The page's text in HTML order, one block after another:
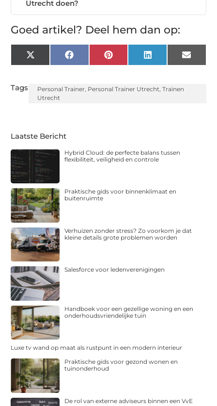
Utrecht doen?
Goed artikel? Deel hem dan op:
X
(Twitter)
FacebookPinterest LinkedIn Email
Tags: Personal Trainer, Personal Trainer Utrecht Trainen
Utrecht
Laatste Bericht
Hybrid Cloud: de perfecte balans tussen
flexibiliteit, veiligheid en controle
Praktische gids voor binnenklimaat en
buitenruimte
Verhuizen zonder stress? Zo voorkom je dat
kleine details grote problemen worden
Salesforce voor ledenverenigingen
Handboek voor een gezellige woning en een
onderhoudsvriendelijke tuin
Luxe tv wand op maat als rustpunt in een modern interieur
Praktische gids voor gezond wonen en
tuinonderhoud
De rol van externe adviseurs binnen een VvE